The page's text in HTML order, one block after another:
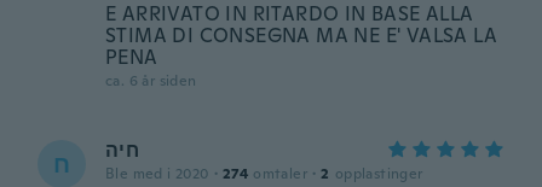
E ARRIVATO IN RITARDO IN BASE ALLA
STIMA DI CONSEGNA MA NE E' VALSA LA
PENA
ca. 6 år siden
ח חיה
Ble med i 2020 · 274 omtaler · 2 opplastinger